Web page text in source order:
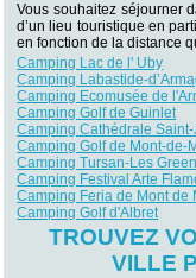
Vous souhaitez séjourner
d’un lieu touristique en
en fonction de la distance
Camping Lac de l' Uby
Camping Labastide-
Camping Ecomusée de
Camping Golf de Guinlet
Camping Cathédrale
Camping Golf de Mont-de-
Camping Tursan-Les
Camping Festival Arte
Camping Feria de Mont de
Camping Golf d'Albret
TROUVEZ
VILLE